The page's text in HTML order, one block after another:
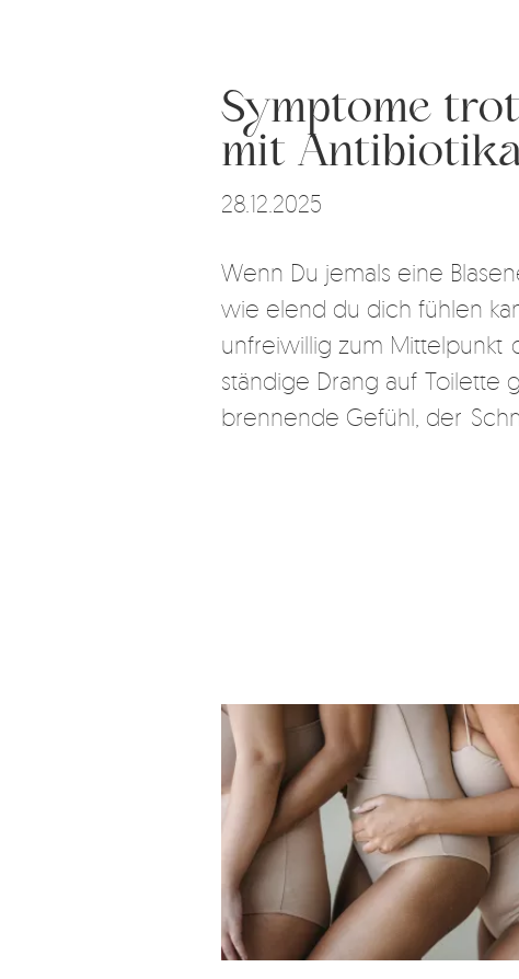
Symptome
mit
28.12.2025
Wenn Du jemals eine
wie elend du dich fühlen
unfreiwillig zum Mittelpunkt
ständige Drang auf Toilette
brennende Gefühl, der